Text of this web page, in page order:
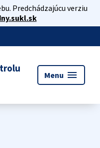
Predchádzajúcu verziu
Menu menu